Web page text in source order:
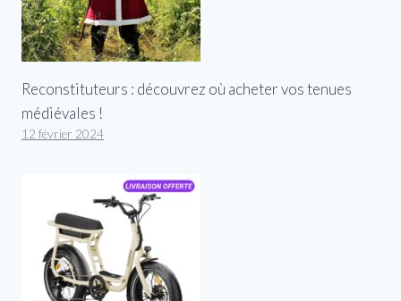
Reconstituteurs : découvrez où acheter vos tenues
médiévales !
12 février 2024